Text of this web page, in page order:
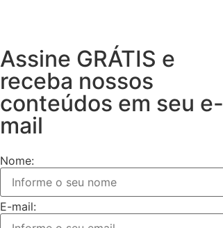
Assine GRÁTIS e
receba nossos
conteúdos em seu e-
mail
Nome:
E-mail: